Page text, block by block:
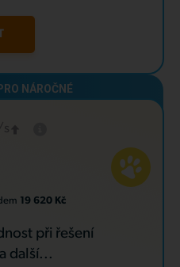
19 620 Kč
při řešení
další...